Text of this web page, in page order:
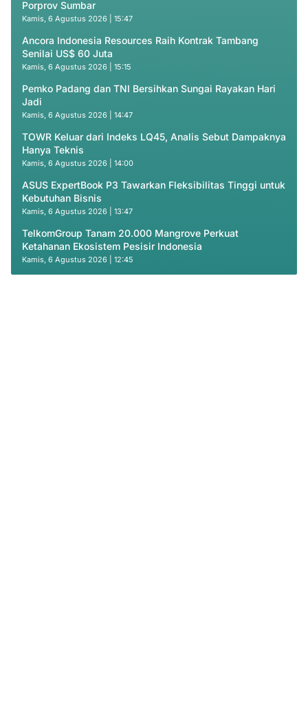
Porprov Sumbar
Kamis, 6 Agustus 2026 | 15:47
Ancora Indonesia Resources Raih Kontrak Tambang
Senilai US$ 60 Juta
Kamis, 6 Agustus 2026 | 15:15
Pemko Padang dan TNI Bersihkan Sungai Rayakan Hari
Jadi
Kamis, 6 Agustus 2026 | 14:47
TOWR Keluar dari Indeks LQ45, Analis Sebut Dampaknya
Hanya Teknis
Kamis, 6 Agustus 2026 | 14:00
ASUS ExpertBook P3 Tawarkan Fleksibilitas Tinggi untuk
Kebutuhan Bisnis
Kamis, 6 Agustus 2026 | 13:47
TelkomGroup Tanam 20.000 Mangrove Perkuat
Ketahanan Ekosistem Pesisir Indonesia
Kamis, 6 Agustus 2026 | 12:45